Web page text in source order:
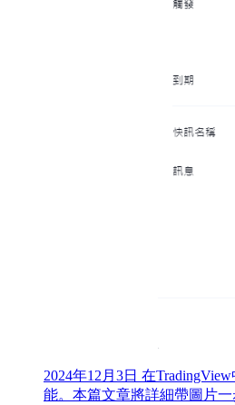
2024年12月3日 在
能。本篇文章將詳細帶圖片